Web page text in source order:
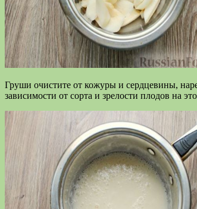
Груши очистите от кожуры и сердцевины,
зависимости от сорта и зрелости плодов на